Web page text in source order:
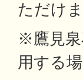
ただけま
※鷹見泉
用する